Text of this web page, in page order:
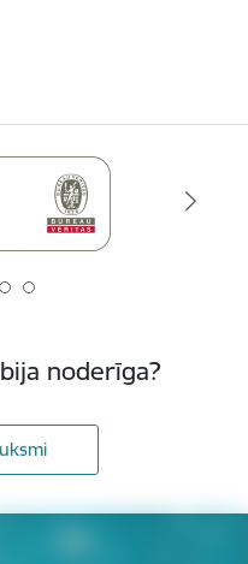
noderīga?